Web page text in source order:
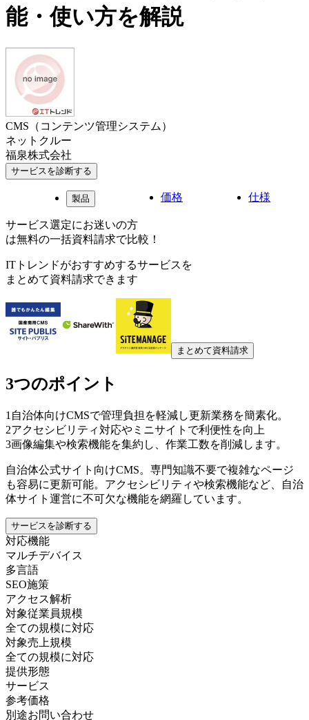
能・使い方を解説
CMS（コンテンツ管理システム）
ネットクルー
福泉株式会社
サービスを診断する
製品 価格 仕様
サービス選定にお迷いの方
は無料の一括資料請求で比較！
ITトレンドがおすすめするサービスを
まとめて資料請求できます
まとめて資料請求
3つのポイント
1 自治体向けCMSで管理負担を軽減し更新業務を簡素化。
2アクセシビリティ対応やミニサイトで利便性を向上
3画像編集や検索機能を集約し、作業工数を削減します。
自治体公式サイト向けCMS。専門知識不要で複雑なページ
も容易に更新可能。アクセシビリティや検索機能など、自治
体サイト運営に不可欠な機能を網羅しています。
サービスを診断する
対応機能
マルチデバイス
多言語
SEO施策
アクセス解析
対象従業員規模
全ての規模に対応
対象売上規模
全ての規模に対応
提供形態
サービス
参考価格
別途お問い合わせ